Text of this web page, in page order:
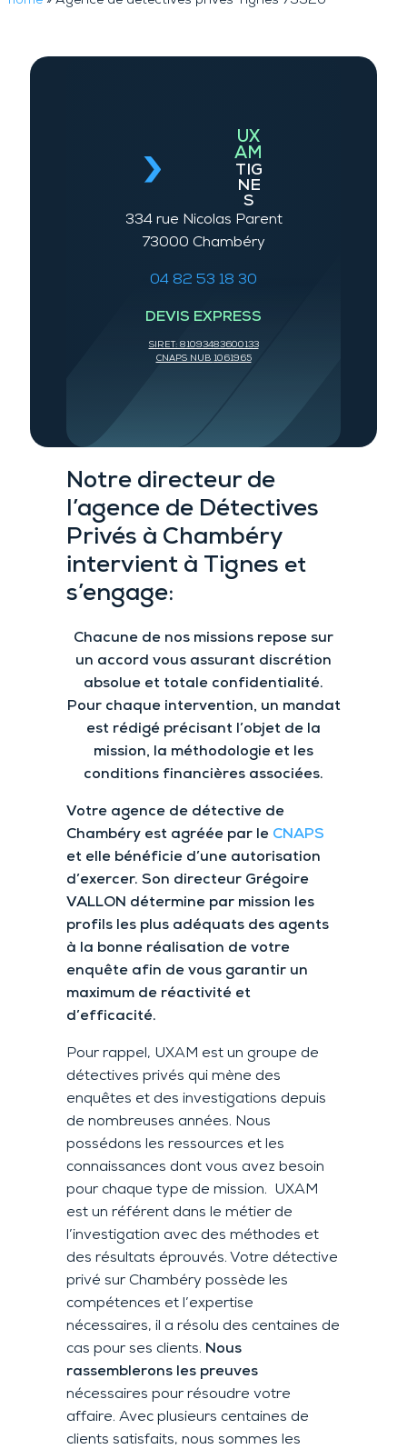
Notre directeur de
l’agencede Détectives
Privés à Chambéry
intervient à Tignes et
s’engage:
Chacune de nos missions repose sur
un accord vous assurant discrétion
absolue et totale confidentialité.
Pour chaque intervention, un mandat
est rédigé précisant l’objet de la
mission, la méthodologie et les
conditions financières associées.
Votre agence de détective de
Chambéry est agréée par le CNAPS
et elle bénéficie d’une autorisation
d’exercer. Son directeur Grégoire
VALLON détermine par mission les
profils les plus adéquats des agents
à la bonne réalisation de votre
enquête afin de vous garantir un
maximum de réactivité et
d’efficacité.
Pour rappel, UXAM est un groupe de
détectives privés qui mène des
enquêtes et des investigations depuis
de nombreuses années. Nous
possédons les ressources et les
connaissances dont vous avez besoin
pour chaque type de mission. UXAM
est un référent dans le métier de
l’investigation avec des méthodes et
des résultats éprouvés. Votre détective
privé sur Chambéry possède les
compétences et l’expertise
nécessaires, il a résolu des centaines de
cas pour ses clients. Nous
rassemblerons les preuves
nécessaires pour résoudre votre
affaire. Avec plusieurs centaines de
clients satisfaits, nous sommes les
UX
AM
TIG
NE
S
334 rue Nicolas Parent
73000 Chambéry
04 82 53 18 30
DEVIS EXPRESS
SIRET: 81093483600133
CNAPS NUB
1061965